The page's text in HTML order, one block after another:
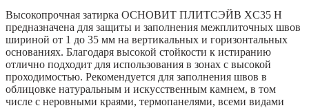
Коричневый
040,
20кг
Высокопрочная затирка ОСНОВИТ ПЛИТСЭЙВ XC35 Н
предназначена для защиты и заполнения межплиточных швов
шириной от 1 до 35 мм на вертикальных и горизонтальных
основаниях. Благодаря высокой стойкости к истиранию
отлично подходит для использования в зонах с высокой
проходимостью. Рекомендуется для заполнения швов в
облицовке натуральным и искусственным камнем, в том
числе с неровными краями, термопанелями, всеми видами